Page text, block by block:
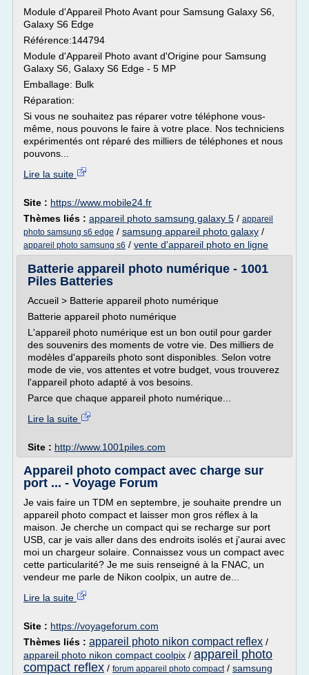
Module d'Appareil Photo Avant pour Samsung Galaxy S6,
Galaxy S6 Edge
Référence:144794
Module d'Appareil Photo avant d'Origine pour Samsung
Galaxy S6, Galaxy S6 Edge - 5 MP
Emballage: Bulk
Réparation:
Si vous ne souhaitez pas réparer votre téléphone vous-
même, nous pouvons le faire à votre place. Nos techniciens
expérimentés ont réparé des milliers de téléphones et nous
pouvons...
Lire la suite
Site : https://www.mobile24.fr
Thèmes liés : appareil photo samsung galaxy 5 / appareil
photo samsung s6 edge / samsung appareil photo galaxy /
appareil photo samsung s6 / vente d'appareil photo en ligne
Batterie appareil photo numérique - 1001
Piles Batteries
Accueil > Batterie appareil photo numérique
Batterie appareil photo numérique
L'appareil photo numérique est un bon outil pour garder
des souvenirs des moments de votre vie. Des milliers de
modèles d'appareils photo sont disponibles. Selon votre
mode de vie, vos attentes et votre budget, vous trouverez
l'appareil photo adapté à vos besoins.
Parce que chaque appareil photo numérique...
Lire la suite
Site : http://www.1001piles.com
Appareil photo compact avec charge sur
port ... - Voyage Forum
Je vais faire un TDM en septembre, je souhaite prendre un
appareil photo compact et laisser mon gros réflex à la
maison. Je cherche un compact qui se recharge sur port
USB, car je vais aller dans des endroits isolés et j'aurai avec
moi un chargeur solaire. Connaissez vous un compact avec
cette particularité? Je me suis renseigné à la FNAC, un
vendeur me parle de Nikon coolpix, un autre de...
Lire la suite
Site : https://voyageforum.com
Thèmes liés : appareil photo nikon compact reflex /
appareil photo nikon compact coolpix / appareil photo
compact reflex / forum appareil photo compact/ samsung